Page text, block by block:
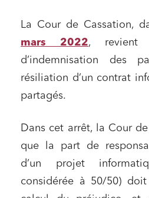
La Cour de Cassation,
mars 2022, revient
d’indemnisation des
résiliation d’un contrat
partagés.
Dans cet arrêt, la Cour
que la part de
d’un projet
considérée à 50/50)